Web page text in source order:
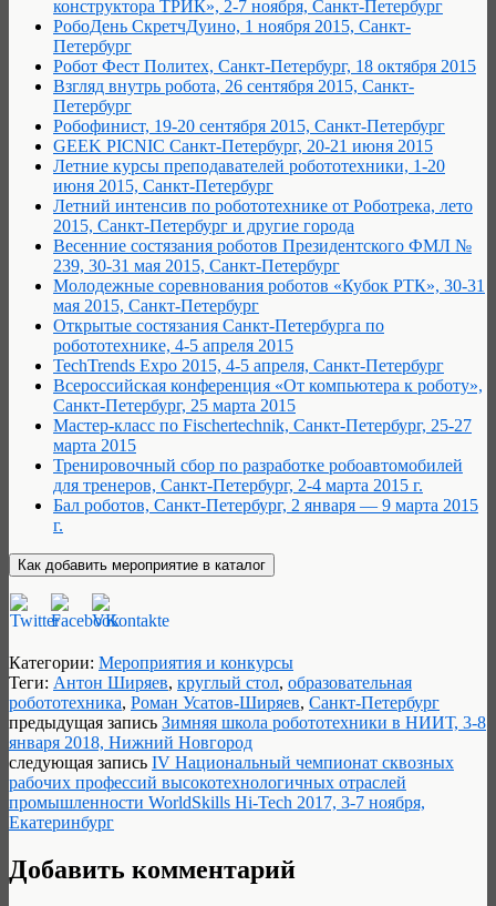
конструктора ТРИК», 2-7 ноября, Санкт-Петербург
РобоДень СкретчДуино, 1 ноября 2015, Санкт-
Петербург
Робот Фест Политех, Санкт-Петербург, 18 октября 2015
Взгляд внутрь робота, 26 сентября 2015, Санкт-
Петербург
Робофинист, 19-20 сентября 2015, Санкт-Петербург
GEEK PICNIC Санкт-Петербург, 20-21 июня 2015
Летние курсы преподавателей робототехники, 1-20
июня 2015, Санкт-Петербург
Летний интенсив по робототехнике от Роботрека, лето
2015, Санкт-Петербург и другие города
Весенние состязания роботов Президентского ФМЛ №
239, 30-31 мая 2015, Санкт-Петербург
Молодежные соревнования роботов «Кубок РТК», 30-31
мая 2015, Санкт-Петербург
Открытые состязания Санкт-Петербурга по
робототехнике, 4-5 апреля 2015
TechTrends Expo 2015, 4-5 апреля, Санкт-Петербург
Всероссийская конференция «От компьютера к роботу»,
Санкт-Петербург, 25 марта 2015
Мастер-класс по Fischertechnik, Санкт-Петербург, 25-27
марта 2015
Тренировочный сбор по разработке робоавтомобилей
для тренеров, Санкт-Петербург, 2-4 марта 2015 г.
Бал роботов, Санкт-Петербург, 2 января — 9 марта 2015
г.
Категории: Мероприятия и конкурсы
Теги: Антон Ширяев, круглый стол, образовательная
робототехника, Роман Усатов-Ширяев, Санкт-Петербург
предыдущая запись Зимняя школа робототехники в НИИТ, 3-8
января 2018, Нижний Новгород
следующая запись IV Национальный чемпионат сквозных
рабочих профессий высокотехнологичных отраслей
промышленности WorldSkills Hi-Tech 2017, 3-7 ноября,
Екатеринбург
Добавить комментарий